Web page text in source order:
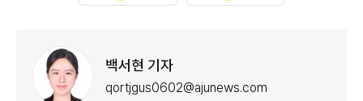
백서현 기자
qortjgus0602@ajunews.com